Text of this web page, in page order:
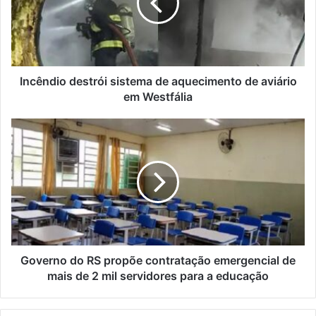
aquecimento
de
aviário
em
Westfália
Incêndio destrói sistema de aquecimento de aviário
em Westfália
Governo
do
RS
propõe
contratação
emergencial
de
mais
de
Governo do RS propõe contratação emergencial de
mais de 2 mil servidores para a educação